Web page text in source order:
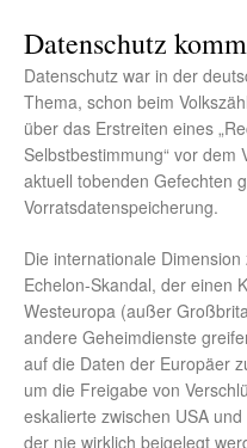
Datenschutz
Datenschutz war in der
Thema, schon beim
über das Erstreiten eines
Selbstbestimmung“ vor dem
aktuell tobenden Gefechten
Vorratsdatenspeicherung.
Die internationale
Echelon-Skandal, der einen
Westeuropa (außer
andere Geheimdienste
auf die Daten der Europäer
um die Freigabe von
eskalierte zwischen USA
der nie wirklich beigelegt